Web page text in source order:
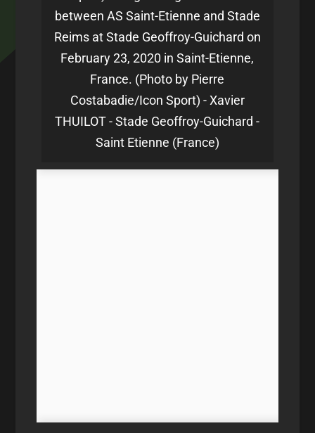
between AS Saint-Etienne and Stade
Reims at Stade Geoffroy-Guichard on
February 23, 2020 in Saint-Etienne,
France. (Photo by Pierre
Costabadie/Icon Sport) - Xavier
THUILOT - Stade Geoffroy-Guichard -
Saint Etienne (France)